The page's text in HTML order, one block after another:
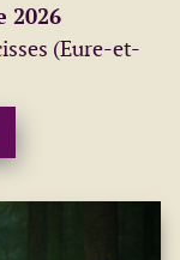
2026
(Eure-et-